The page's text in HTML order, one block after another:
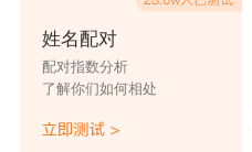
微
像一阵
风
进口袋
垫
姓名配对
配对指数分析
了解你们如何相处